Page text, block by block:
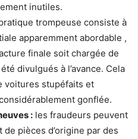
inutiles.
trompeuse consiste à
apparemment abordable ,
finale soit chargée de
divulgués à l’avance. Cela
voitures stupéfaits et
gonflée.
: les fraudeurs peuvent
pièces d’origine par des